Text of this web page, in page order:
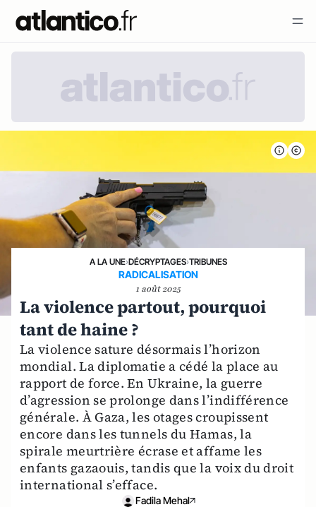
A LA UNE›DÉCRYPTAGES›TRIBUNES
RADICALISATION
1 août 2025
La violence partout, pourquoi
tant de haine ?
La violence sature désormais l’horizon
mondial. La diplomatie a cédé la place au
rapport de force. En Ukraine, la guerre
d’agression se prolonge dans l’indifférence
générale. À Gaza, les otages croupissent
encore dans les tunnels du Hamas, la
spirale meurtrière écrase et affame les
enfants gazaouis, tandis que la voix du droit
international s’efface.
Fadila Mehal